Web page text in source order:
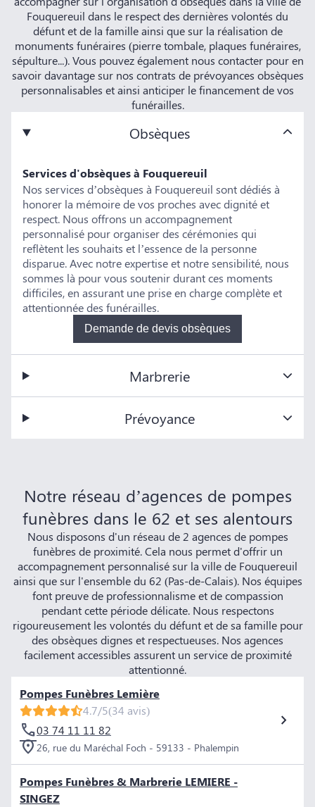
Fouquereuil dans le respect des dernières volontés du
défunt et de la famille ainsi que sur la réalisation de
monuments funéraires (pierre tombale, plaques funéraires,
sépulture...). Vous pouvez également nous contacter pour en
savoir davantage sur nos contrats de prévoyances obsèques
personnalisables et ainsi anticiper le financement de vos
funérailles.
Obsèques
Services d'obsèques à Fouquereuil
Nos services d’obsèques à Fouquereuil sont dédiés à
honorer la mémoire de vos proches avec dignité et
respect. Nous offrons un accompagnement
personnalisé pour organiser des cérémonies qui
reflètent les souhaits et l’essence de la personne
disparue. Avec notre expertise et notre sensibilité, nous
sommes là pour vous soutenir durant ces moments
difficiles, en assurant une prise en charge complète et
attentionnée des funérailles.
Demande de devis obsèques
Marbrerie
Prévoyance
Notre réseau d’agences de pompes
funèbres dans le 62 et ses alentours
Nous disposons d'un réseau de 2 agences de pompes
funèbres de proximité. Cela nous permet d'offrir un
accompagnement personnalisé sur la ville de Fouquereuil
ainsi que sur l'ensemble du 62 (Pas-de-Calais). Nos équipes
font preuve de professionnalisme et de compassion
pendant cette période délicate. Nous respectons
rigoureusement les volontés du défunt et de sa famille pour
des obsèques dignes et respectueuses. Nos agences
facilement accessibles assurent un service de proximité
attentionné.
Pompes Funèbres Lemière
4.7/5(34 avis)
03 74 11 11 82
26, rue du Maréchal Foch - 59133 - Phalempin
Pompes Funèbres & Marbrerie LEMIERE -
SINGEZ